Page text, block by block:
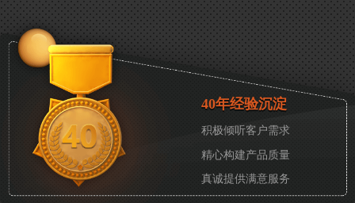
40年经验沉淀
积极倾听客户需求
精心构建产品质量
真诚提供满意服务